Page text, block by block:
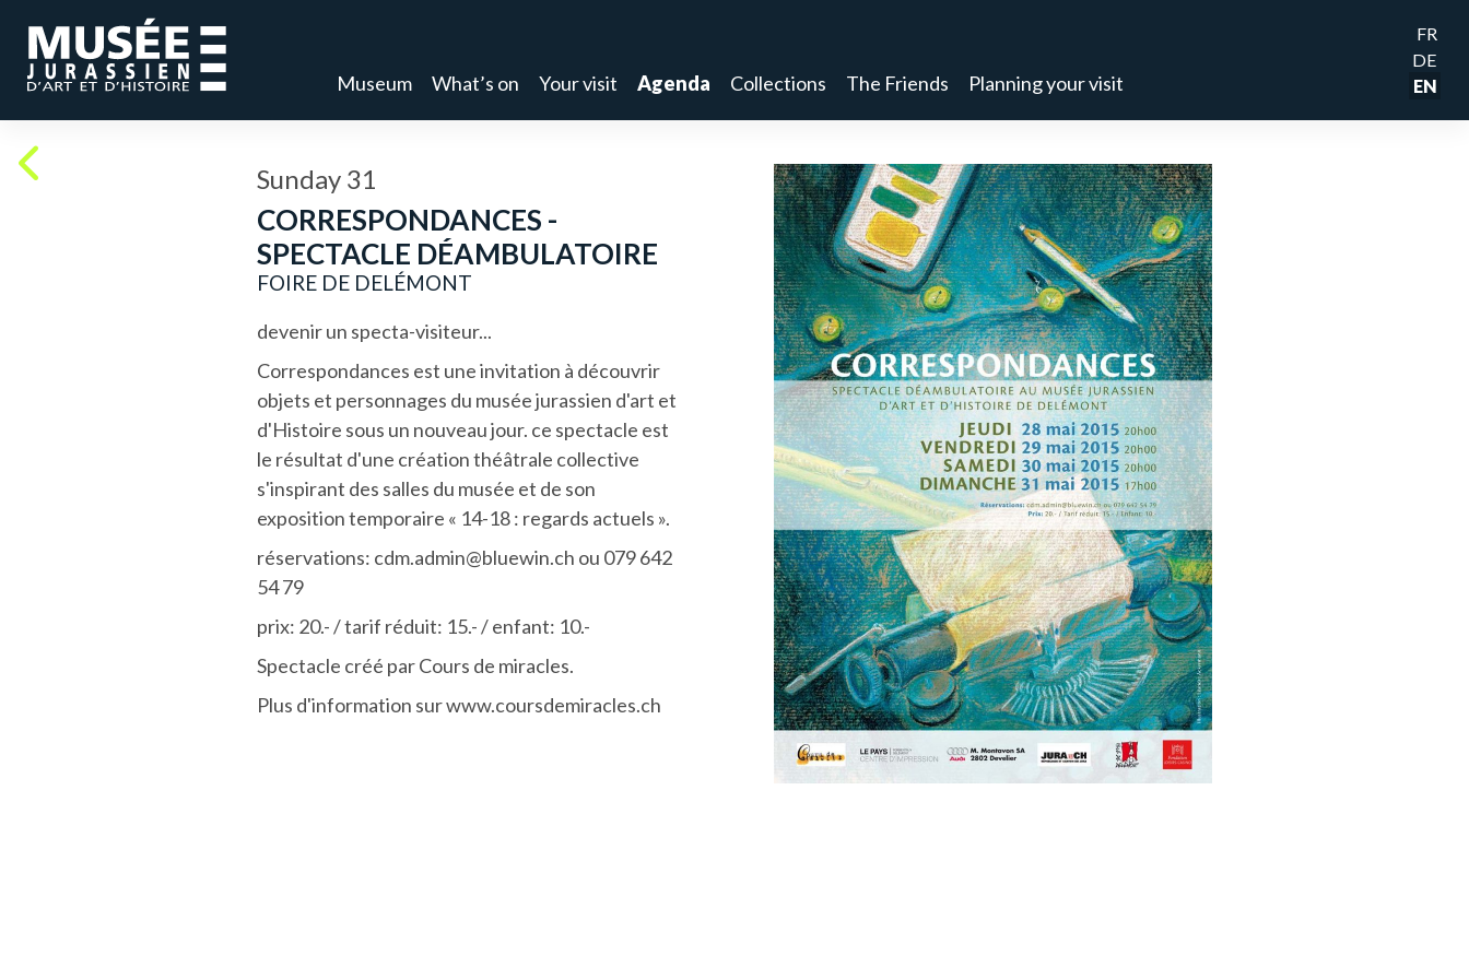
Museum What’s on Your visit Agenda Collections The Friends Planning your visit
FR
DE
EN
Sunday 31
CORRESPONDANCES -
SPECTACLE DÉAMBULATOIRE
FOIRE DE DELÉMONT
devenir un specta-visiteur...
Correspondances est une invitation à découvrir
objets et personnages du musée jurassien d'art et
d'Histoire sous un nouveau jour. ce spectacle est
le résultat d'une création théâtrale collective
s'inspirant des salles du musée et de son
exposition temporaire « 14-18 : regards actuels ».
réservations: cdm.admin@bluewin.ch ou 079 642
54 79
prix: 20.- / tarif réduit: 15.- / enfant: 10.-
Spectacle créé par Cours de miracles.
Plus d'information sur www.coursdemiracles.ch